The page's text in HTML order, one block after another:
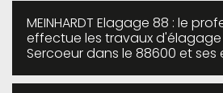
MEINHARDT Elagage 88 : le
effectue les travaux
Sercoeur dans le 88600 et ses